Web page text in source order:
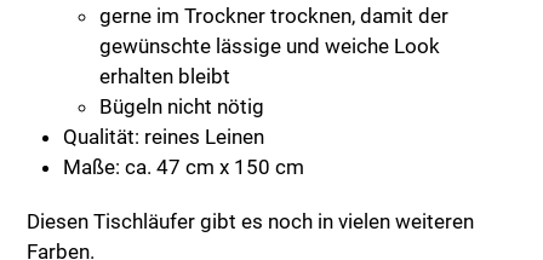
gerne im Trockner trocknen, damit der
gewünschte lässige und weiche Look
erhalten bleibt
Bügeln nicht nötig
Qualität: reines Leinen
Maße: ca. 47 cm x 150 cm
Diesen Tischläufer gibt es noch in vielen weiteren
Farben.